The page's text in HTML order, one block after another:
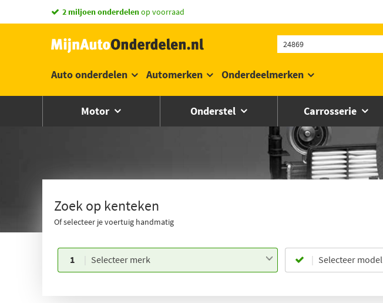
vandaag besteld,morgen in huis *
Auto onderdelen Automerken Onderdeelmerken
Motor Onderstel Carrosserie
Zoek op kenteken
Of selecteer je voertuig handmatig
1 Selecteer merk Selecteer model